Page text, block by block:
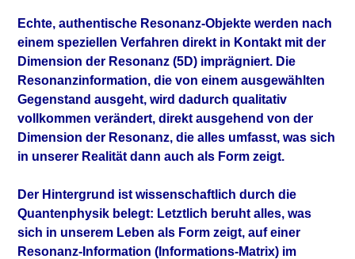
Echte, authentische Resonanz-Objekte werden nach
einem speziellen Verfahren direkt in Kontakt mit der
Dimension der Resonanz (5D) imprägniert. Die
Resonanzinformation, die von einem ausgewählten
Gegenstand ausgeht, wird dadurch qualitativ
vollkommen verändert, direkt ausgehend von der
Dimension der Resonanz, die alles umfasst, was sich
in unserer Realität dann auch als Form zeigt.
Der Hintergrund ist wissenschaftlich durch die
Quantenphysik belegt: Letztlich beruht alles, was
sich in unserem Leben als Form zeigt, auf einer
Resonanz-Information (Informations-Matrix) im